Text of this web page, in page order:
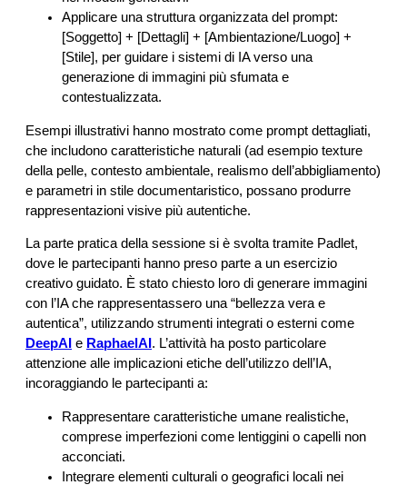
Applicare una struttura organizzata del prompt:
[Soggetto] + [Dettagli] + [Ambientazione/Luogo] +
[Stile], per guidare i sistemi di IA verso una
generazione di immagini più sfumata e
contestualizzata.
Esempi illustrativi hanno mostrato come prompt dettagliati,
che includono caratteristiche naturali (ad esempio texture
della pelle, contesto ambientale, realismo dell’abbigliamento)
e parametri in stile documentaristico, possano produrre
rappresentazioni visive più autentiche.
La parte pratica della sessione si è svolta tramite Padlet,
dove le partecipanti hanno preso parte a un esercizio
creativo guidato. È stato chiesto loro di generare immagini
con l’IA che rappresentassero una “bellezza vera e
autentica”, utilizzando strumenti integrati o esterni come
DeepAI e RaphaelAI . L’attività ha posto particolare
attenzione alle implicazioni etiche dell’utilizzo dell’IA,
incoraggiando le partecipanti a:
Rappresentare caratteristiche umane realistiche,
comprese imperfezioni come lentiggini o capelli non
acconciati.
Integrare elementi culturali o geografici locali nei